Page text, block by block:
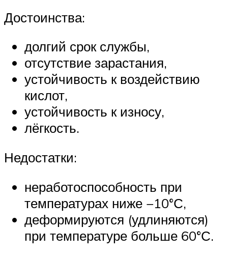
Достоинства:
долгий срок службы,
отсутствие зарастания,
устойчивость к воздействию
кислот,
устойчивость к износу,
лёгкость.
Недостатки:
неработоспособность при
температурах ниже −10°С,
деформируются (удлиняются)
при температуре больше 60°С.